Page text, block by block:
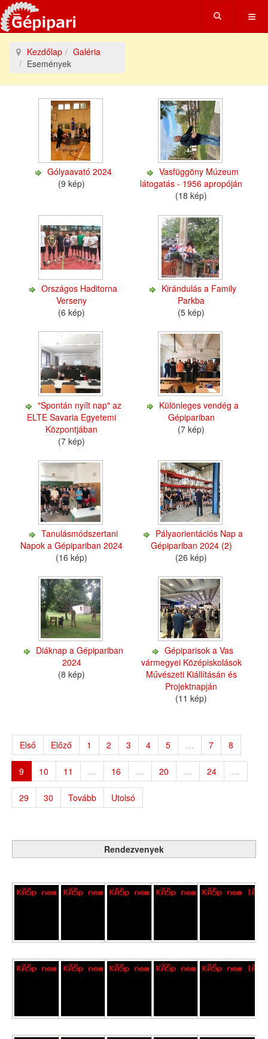
Kezdőlap
Galéria
Események
Gólyaavató 2024
(9 kép)
Vasfüggöny Múzeum
látogatás - 1956 apropóján
(18 kép)
Országos Haditorna
Verseny
(6 kép)
Kirándulás a Family
Parkba
(5 kép)
"Spontán nyílt nap" az
ELTE Savaria Egyetemi
Központjában
(7 kép)
Különleges vendég a
Gépipariban
(7 kép)
Tanulásmódszertani
Napok a Gépipariban 2024
(16 kép)
Pályaorientációs Nap a
Gépipariban 2024 (2)
(26 kép)
Diáknap a Gépipariban
2024
(8 kép)
Gépiparisok a Vas
vármegyei Középiskolások
Művészeti Kiállításán és
Projektnapján
(11 kép)
Első Előző 1 2 3 4 5 … 7 8
9 10 11 … 16 … 20 … 24 …
29 30 Tovább Utolsó
Rendezvenyek